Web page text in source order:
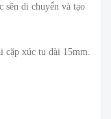
sên di chuyển và tạo
cặp xúc tu dài 15mm.